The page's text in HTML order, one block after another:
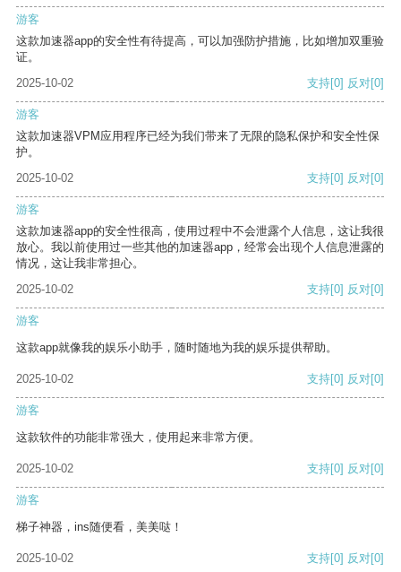
游客
这款加速器app的安全性有待提高，可以加强防护措施，比如增加双重验
证。
2025-10-02
支持[0] 反对[0]
游客
这款加速器VPM应用程序已经为我们带来了无限的隐私保护和安全性保
护。
2025-10-02
支持[0] 反对[0]
游客
这款加速器app的安全性很高，使用过程中不会泄露个人信息，这让我很
放心。我以前使用过一些其他的加速器app，经常会出现个人信息泄露的
情况，这让我非常担心。
2025-10-02
支持[0] 反对[0]
游客
这款app就像我的娱乐小助手，随时随地为我的娱乐提供帮助。
2025-10-02 支持[0] 反对[0]
游客
这款软件的功能非常强大，使用起来非常方便。
2025-10-02 支持[0] 反对[0]
游客
梯子神器，ins随便看，美美哒！
2025-10-02 支持[0] 反对[0]